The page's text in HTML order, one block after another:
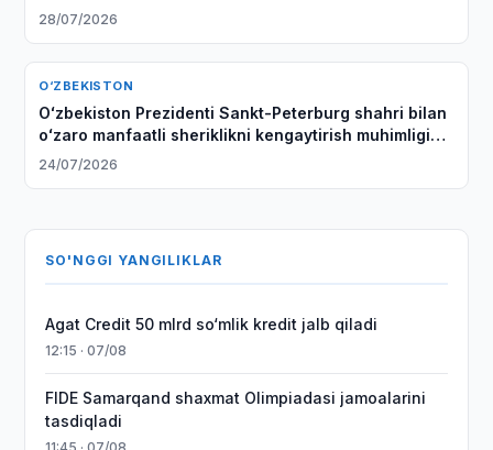
28/07/2026
O‘ZBEKISTON
Oʻzbekiston Prezidenti Sankt-Peterburg shahri bilan
oʻzaro manfaatli sheriklikni kengaytirish muhimligini
taʼkidladi
24/07/2026
SO'NGGI YANGILIKLAR
Agat Credit 50 mlrd so‘mlik kredit jalb qiladi
12:15 · 07/08
FIDE Samarqand shaxmat Olimpiadasi jamoalarini
tasdiqladi